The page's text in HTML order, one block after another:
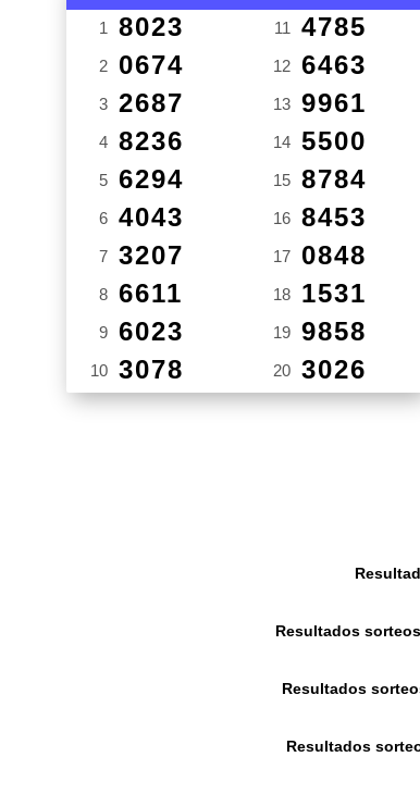
1 8023
2 0674
3 2687
4 8236
5 6294
6 4043
7 3207
8 6611
9 6023
10 3078
11 4785
12 6463
13 9961
14 5500
15 8784
16 8453
17 0848
18 1531
19 9858
20 3026
Resultados
Resultados
Resultados